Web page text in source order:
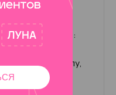
Мой опыт
5-ти лет.
являются:
маникюр,
под кутикулу,